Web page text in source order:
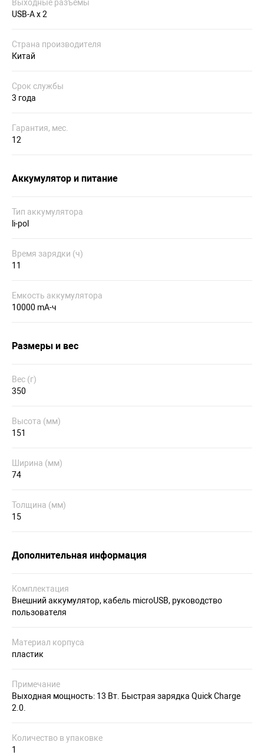
Выходные разъёмы
USB-A x 2
Страна производителя
Китай
Срок службы
3 года
Гарантия, мес.
12
Аккумулятор и питание
Тип аккумулятора
li-pol
Время зарядки (ч)
11
Емкость аккумулятора
10000 mA-ч
Размеры и вес
Вес (г)
350
Высота (мм)
151
Ширина (мм)
74
Толщина (мм)
15
Дополнительная информация
Комплектация
Внешний аккумулятор, кабель microUSB, руководство
пользователя
Материал корпуса
пластик
Примечание
Выходная мощность: 13 Вт. Быстрая зарядка Quick Charge
2.0.
Количество в упаковке
1